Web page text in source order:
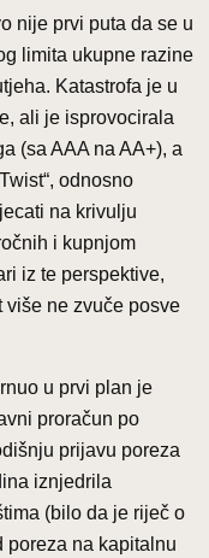
nije prvi puta da se u
limita ukupne razine
Katastrofa je u
ali je isprovocirala
(sa AAA na AA+), a
odnosno
na krivulju
i kupnjom
iz te perspektive,
više ne zvuče posve
u prvi plan je
proračun po
prijavu poreza
iznjedrila
(bilo da je riječ o
poreza na kapitalnu